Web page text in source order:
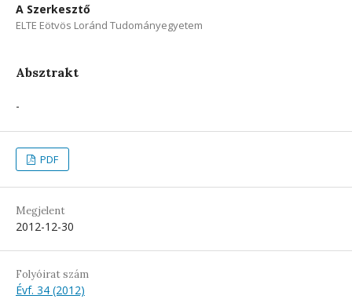
A Szerkesztő
ELTE Eötvös Loránd Tudományegyetem
Absztrakt
-
PDF
Megjelent
2012-12-30
Folyóirat szám
Évf. 34 (2012)